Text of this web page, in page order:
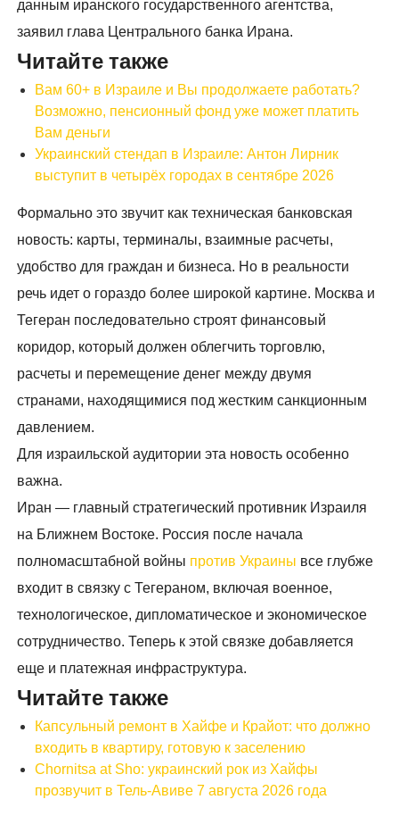
данным иранского государственного агентства,
заявил глава Центрального банка Ирана.
Читайте также
Вам 60+ в Израиле и Вы продолжаете работать?
Возможно, пенсионный фонд уже может платить
Вам деньги
Украинский стендап в Израиле: Антон Лирник
выступит в четырёх городах в сентябре 2026
Формально это звучит как техническая банковская
новость: карты, терминалы, взаимные расчеты,
удобство для граждан и бизнеса. Но в реальности
речь идет о гораздо более широкой картине. Москва и
Тегеран последовательно строят финансовый
коридор, который должен облегчить торговлю,
расчеты и перемещение денег между двумя
странами, находящимися под жестким санкционным
давлением.
Для израильской аудитории эта новость особенно
важна.
Иран — главный стратегический противник Израиля
на Ближнем Востоке. Россия после начала
полномасштабной войны против Украины все глубже
входит в связку с Тегераном, включая военное,
технологическое, дипломатическое и экономическое
сотрудничество. Теперь к этой связке добавляется
еще и платежная инфраструктура.
Читайте также
Капсульный ремонт в Хайфе и Крайот: что должно
входить в квартиру, готовую к заселению
Chornitsa at Sho: украинский рок из Хайфы
прозвучит в Тель-Авиве 7 августа 2026 года